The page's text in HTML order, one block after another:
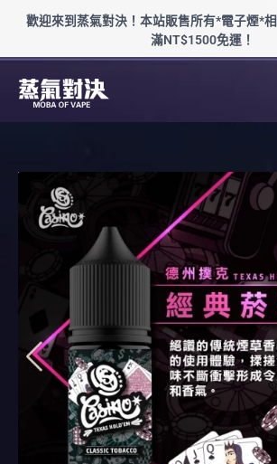
要
歡迎來到蒸氣對決！本站販售所有*電子煙*
滿NT$1500免運！
easino
(30-
50mg)